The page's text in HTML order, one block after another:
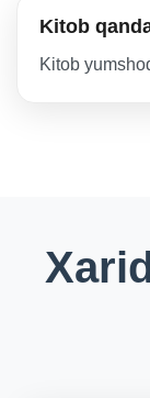
Kitob
Kitob